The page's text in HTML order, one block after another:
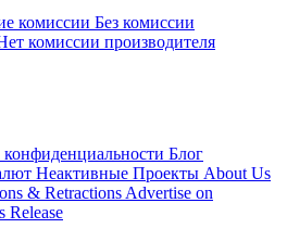
комиссии Без комиссии
комиссии производителя
Блог
Неактивные Проекты About Us
& Retractions Advertise on
Release